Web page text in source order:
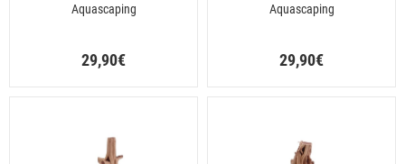
Aquascaping
29,90€
Aquascaping
29,90€